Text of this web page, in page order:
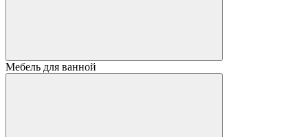
Мебель для ванной